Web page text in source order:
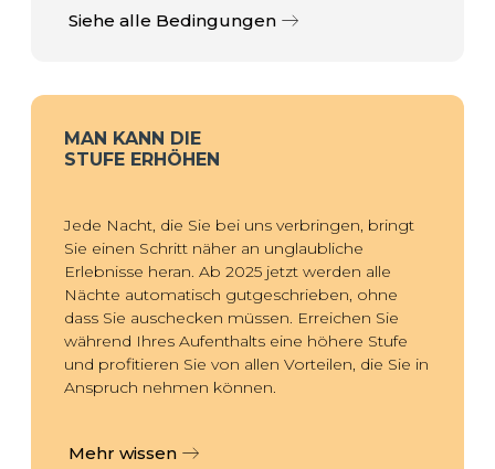
Siehe alle Bedingungen
MAN KANN DIE
STUFE ERHÖHEN
Jede Nacht, die Sie bei uns verbringen, bringt
Sie einen Schritt näher an unglaubliche
Erlebnisse heran. Ab 2025 jetzt werden alle
Nächte automatisch gutgeschrieben, ohne
dass Sie auschecken müssen. Erreichen Sie
während Ihres Aufenthalts eine höhere Stufe
und profitieren Sie von allen Vorteilen, die Sie in
Anspruch nehmen können.
Mehr wissen